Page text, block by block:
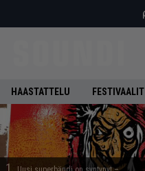
HAASTATTELU FESTIVAALIT
1.